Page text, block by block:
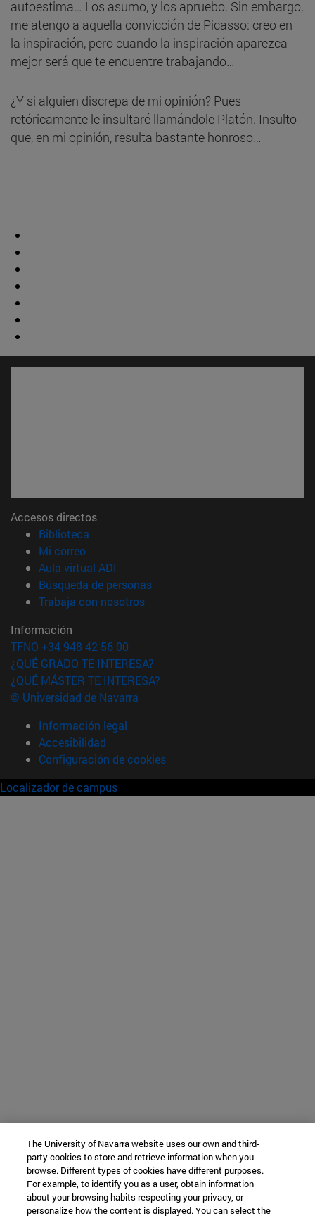
autoestima… Los asumo, y los apruebo. Sin embargo,
me atengo a aquella convicción de Picasso: creo en
la inspiración, pero cuando la inspiración aparezca
mejor será que te encuentre trabajando…
¿Y si alguien discrepa de mi opinión? Pues
retóricamente le insultaré llamándole Platón. Insulto
que, en mi opinión, resulta bastante honroso…
Accesos directos
Biblioteca
Mi correo(abre en nueva ventana)
Aula virtual ADI
Búsqueda de personas(abre en nueva ventana)
Trabaja con nosotros(abre en nueva ventana)
Información
TFNO +34 948 42 56 00
¿QUÉ GRADO TE INTERESA?
¿QUÉ MÁSTER TE INTERESA?
© Universidad de Navarra
Información legal
Accesibilidad
Configuración de cookies
Localizador de campus
The University of Navarra website uses our own and third-
party cookies to store and retrieve information when you
browse. Different types of cookies have different purposes.
For example, to identify you as a user, obtain information
about your browsing habits respecting your privacy, or
personalize how the content is displayed. You can select the